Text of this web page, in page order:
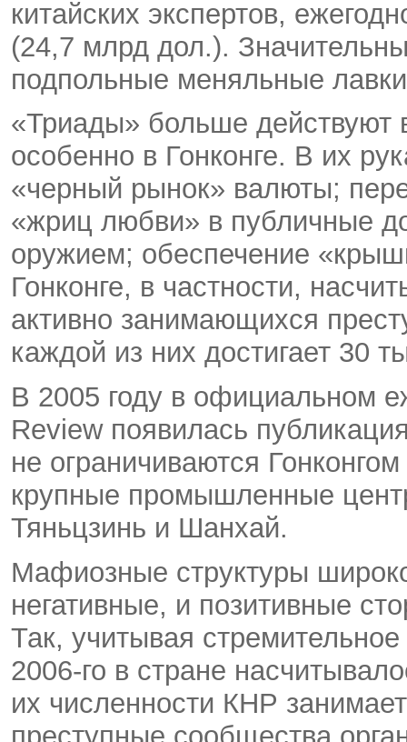
китайских экспертов,
(24,7 млрд дол.).
подпольные меняльные
«Триады» больше действуют
особенно в Гонконге. В их
«черный рынок» валюты;
«жриц любви» в публичные
оружием; обеспечение
Гонконге, в частности,
активно занимающихся
каждой из них достигает 30
В 2005 году в официальном
Review появилась
не ограничиваются
крупные промышленные
Тяньцзинь и Шанхай.
Мафиозные структуры
негативные, и позитивные
Так, учитывая
2006-го в стране
их численности КНР